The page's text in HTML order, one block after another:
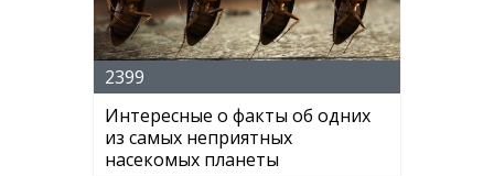
2399
Интересные о факты об одних
из самых неприятных
насекомых планеты